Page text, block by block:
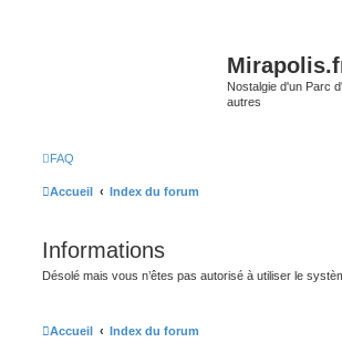
Nostalgie d'un Parc
autres
FAQ
Accueil Index du forum
Informations
Désolé mais vous n’êtes pas autorisé à utiliser le
Accueil Index du forum